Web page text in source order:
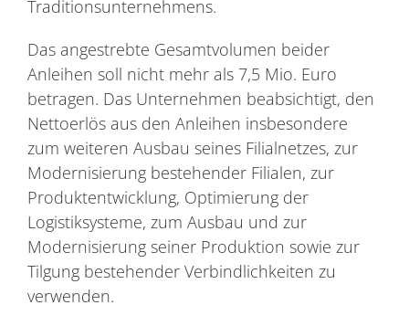
Traditionsunternehmens.
Das angestrebte Gesamtvolumen beider
Anleihen soll nicht mehr als 7,5 Mio. Euro
betragen. Das Unternehmen beabsichtigt, den
Nettoerlös aus den Anleihen insbesondere
zum weiteren Ausbau seines Filialnetzes, zur
Modernisierung bestehender Filialen, zur
Produktentwicklung, Optimierung der
Logistiksysteme, zum Ausbau und zur
Modernisierung seiner Produktion sowie zur
Tilgung bestehender Verbindlichkeiten zu
verwenden.